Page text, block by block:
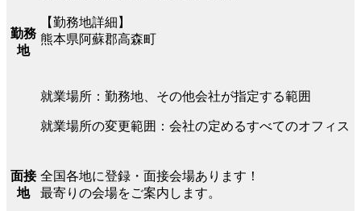
勤務
地
【勤務地詳細】
熊本県阿蘇郡高森町
就業場所：勤務地、その他会社が指定する範囲
就業場所の変更範囲：会社の定めるすべてのオフィス
面接
地
全国各地に登録・面接会場あります！
最寄りの会場をご案内します。